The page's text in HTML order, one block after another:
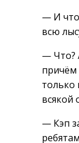
— И что
всю
— Что?
причём
только
всякой
— Кэп